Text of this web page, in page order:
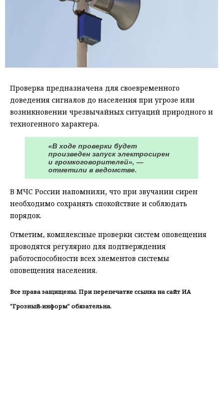
Проверка предназначена для своевременного
доведения сигналов до населения при угрозе или
возникновении чрезвычайных ситуаций природного и
техногенного характера.
«В ходе проверки будет
произведен запуск электросирен
и громкоговорителей», —
отметили в ведомстве.
В МЧС России напомнили, что при звучании сирен
необходимо сохранять спокойствие и соблюдать
порядок.
Отметим, комплексные проверки систем оповещения
проводятся регулярно для подтверждения
работоспособности всех элементов системы
оповещения населения.
Все права защищены. При перепечатке ссылка на сайт ИА
"Грозный-информ" обязательна.